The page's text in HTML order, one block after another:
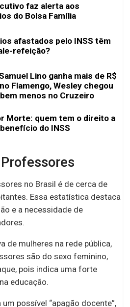
faz alerta aos
do Bolsa Família
afastados pelo INSS têm
refeição?
Lino ganha mais de R$
Flamengo, Wesley chegou
menos no Cruzeiro
Morte: quem tem o direito a
do INSS
no Brasil é de cerca de
Essa estatística destaca
e a necessidade de
de mulheres na rede pública,
são do sexo feminino,
pois indica uma forte
educação.
possível “apagão docente”,